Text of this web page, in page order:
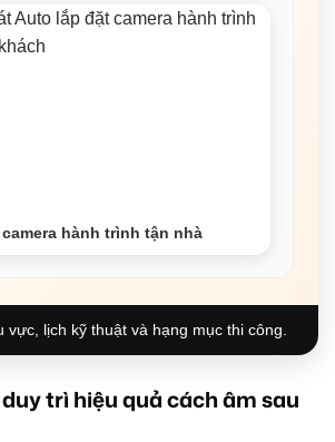
hành trình tận nhà
vực, lịch kỹ thuật và hạng mục thi công.
trì hiệu quả cách âm sau